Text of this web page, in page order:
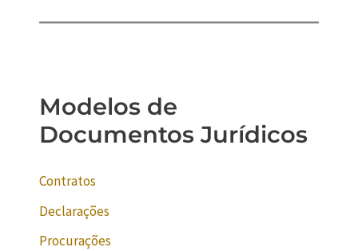
Modelos de
Documentos Jurídicos
Contratos
Declarações
Procurações